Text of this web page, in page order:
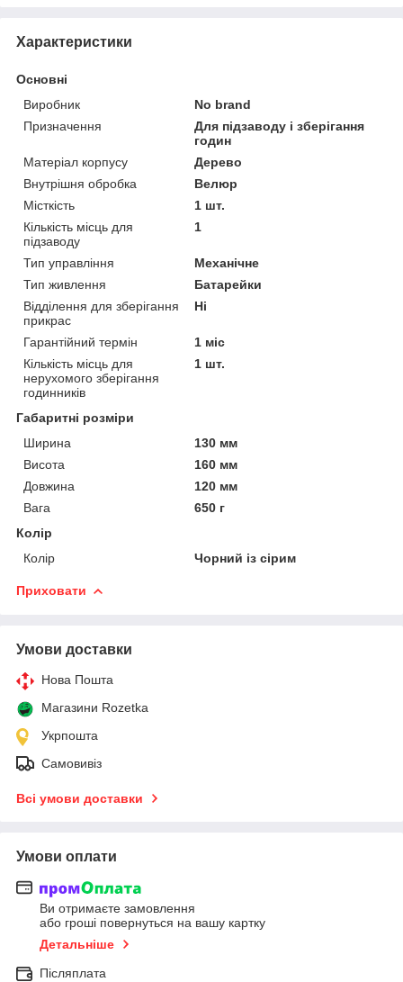
Характеристики
Основні
Виробник
No brand
Призначення
Для підзаводу і зберігання
годин
Матеріал корпусу
Дерево
Внутрішня обробка
Велюр
Місткість
1 шт.
Кількість місць для
підзаводу
1
Тип управління
Механічне
Тип живлення
Батарейки
Відділення для зберігання
прикрас
Ні
Гарантійний термін
1 міс
Кількість місць для
нерухомого зберігання
годинників
1 шт.
Габаритні розміри
Ширина
130 мм
Висота
160 мм
Довжина
120 мм
Вага
650 г
Колір
Колір
Чорний із сірим
Приховати
Умови доставки
Нова Пошта
Магазини Rozetka
Укрпошта
Самовивіз
Всі умови доставки
Умови оплати
Ви отримаєте замовлення
або гроші повернуться на вашу картку
Детальніше
Післяплата